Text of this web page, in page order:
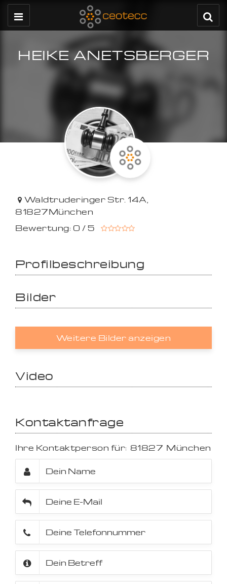
HEIKE ANETSBERGER
Waldtruderinger Str. 14A,
81827München
Bewertung: 0 / 5
Profilbeschreibung
Bilder
Weitere Bilder anzeigen
Video
Kontaktanfrage
Ihre Kontaktperson für: 81827 München